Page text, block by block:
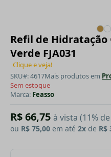
Refil de Hidratação
Verde FJA031
Clique e veja!
SKU#: 4617Mais produtos em
Sem estoque
Marca: Feasso
R$ 66,75 à vista (11%
ou R$ 75,00 em até 2x de R$